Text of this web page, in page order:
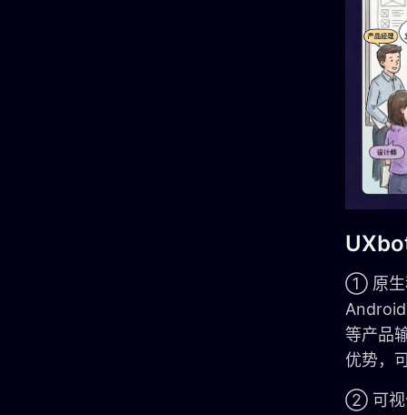
① 原生
等产品
优势，
② 可视